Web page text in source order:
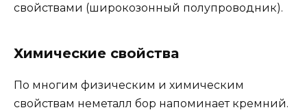
свойствами (широкозонный полупроводник).
Химические свойства
По многим физическим и химическим
свойствам неметалл бор напоминает кремний.